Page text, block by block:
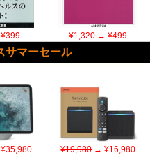
¥1,320→ ¥499
サマーセール
¥19,980→ ¥16,980